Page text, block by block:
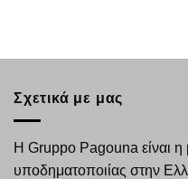
Σχετικά με μας
Η Gruppo Pagouna είναι η
υποδηματοποιίας στην